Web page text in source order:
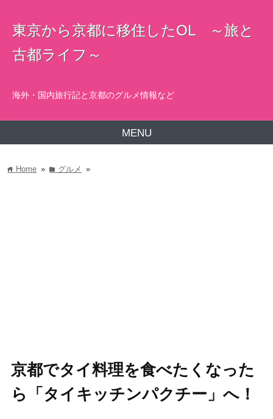
東京から京都に移住したOL ～旅と
古都ライフ～
海外・国内旅行記と京都のグルメ情報など
MENU
home Home » folder グルメ »
京都でタイ料理を食べたくなった
ら「タイキッチンパクチー」へ！